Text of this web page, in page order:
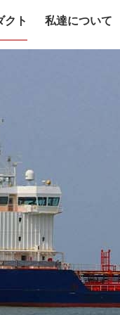
クト 私達について